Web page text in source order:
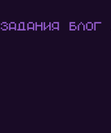
Задания Блог